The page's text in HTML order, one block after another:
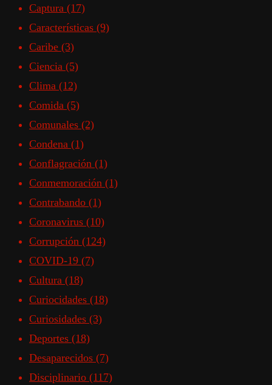
Captura (17)
Características (9)
Caribe (3)
Ciencia (5)
Clima (12)
Comida (5)
Comunales (2)
Condena (1)
Conflagración (1)
Conmemoración (1)
Contrabando (1)
Coronavirus (10)
Corrupción (124)
COVID-19 (7)
Cultura (18)
Curiocidades (18)
Curiosidades (3)
Deportes (18)
Desaparecidos (7)
Disciplinario (117)